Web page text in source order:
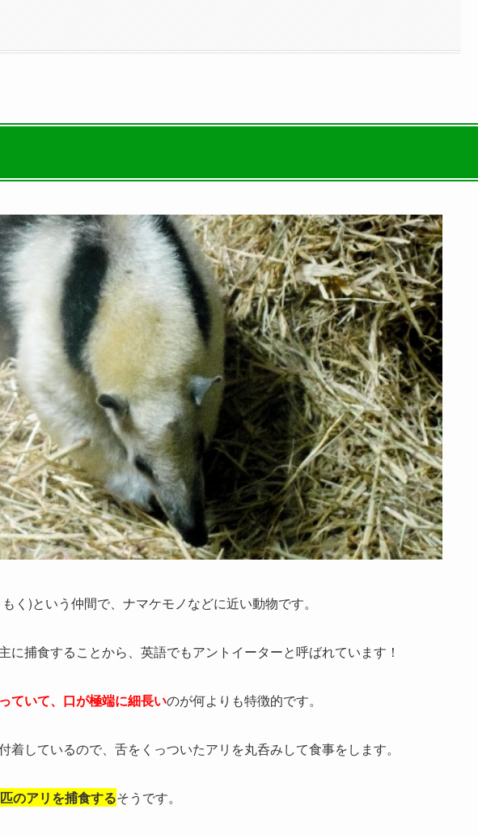
く)という仲間で、ナマケモノなどに近い動物です。
に捕食することから、英語でもアントイーターと呼ばれています！
ていて、口が極端に細長いのが何よりも特徴的です。
着しているので、舌をくっついたアリを丸呑みして食事をします。
のアリを捕食するそうです。